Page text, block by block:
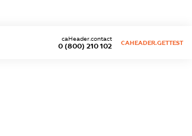
0 (800) 210 102
caHeader.contact
CAHEADER.GETTEST